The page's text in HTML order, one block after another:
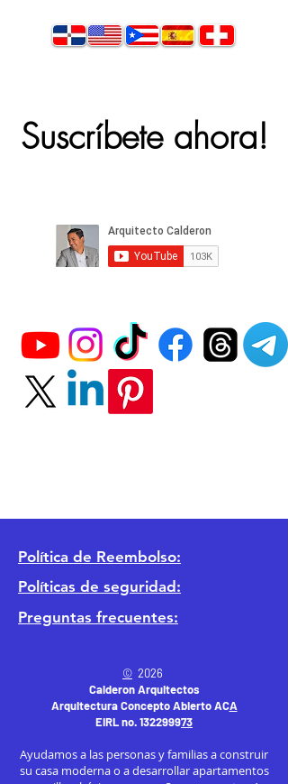
Suscríbete ahora!
Política de Reembolso:
Políticas de seguridad:
Preguntas frecuentes:
© 2026
Calderon Arquitectos
Arquitectura Concepto Abierto ACA
EIRL no.132299973
Ayudamos a las personas y familias a construir
su casa moderna o a desarrollar apartamentos